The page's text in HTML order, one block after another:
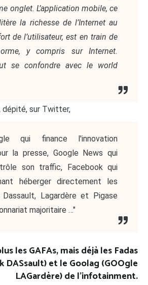
onglet. L’application mobile, ce
la richesse de l’Internet au
de l’utilisateur, est en train de
y compris sur Internet.
se confondre avec le world
dépité, sur Twitter,
qui finance l'innovation
la presse, Google News qui
son traffic, Facebook qui
héberger directement les
Lagardère et Pigase
majoritaire …"
les GAFAs, mais déjà les Fadas
DASsault) et le Goolag (GOOgle
LAGardère) de l'infotainment.